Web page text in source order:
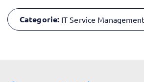
Categorie: IT Service